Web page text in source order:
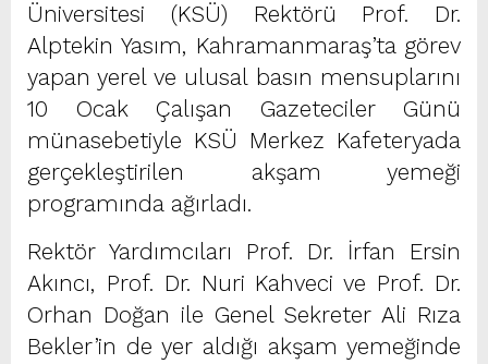
Üniversitesi (KSÜ) Rektörü Prof. Dr.
Alptekin Yasım, Kahramanmaraş’ta görev
yapan yerel ve ulusal basın mensuplarını
10 Ocak Çalışan Gazeteciler Günü
münasebetiyle KSÜ Merkez Kafeteryada
gerçekleştirilen akşam yemeği
programında ağırladı.
Rektör Yardımcıları Prof. Dr. İrfan Ersin
Akıncı, Prof. Dr. Nuri Kahveci ve Prof. Dr.
Orhan Doğan ile Genel Sekreter Ali Rıza
Bekler’in de yer aldığı akşam yemeğinde